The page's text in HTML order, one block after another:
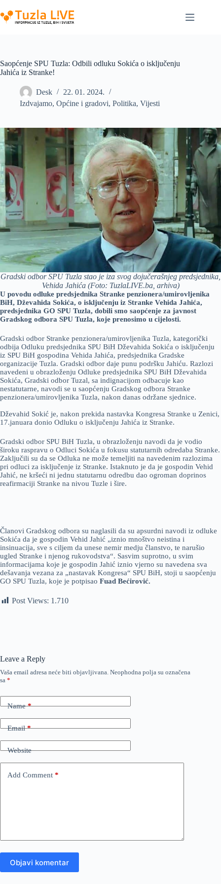
to
content
Saopćenje SPU Tuzla: Odbili odluku Sokića o isključenju
Jahića iz Stranke!
Desk
22. 01. 2024.
Izdvajamo, Općine i gradovi, Politika, Vijesti
Gradski odbor SPU Tuzla stao je iza svog dojučerašnjeg predsjednika,
Vehida Jahića (Foto: TuzlaLIVE.ba, arhiva)
U povodu odluke predsjednika Stranke penzionera/umirovljenika
BiH, Dževahida Sokića, o isključenju iz Stranke Vehida Jahića,
predsjednika GO SPU Tuzla, dobili smo saopćenje za javnost
Gradskog odbora SPU Tuzla, koje prenosimo u cijelosti.
Gradski odbor Stranke penzionera/umirovljenika Tuzla, kategorički
odbija Odluku predsjednika SPU BiH Dževahida Sokića o isključenju
iz SPU BiH gospodina Vehida Jahića, predsjednika Gradske
organizacije Tuzla. Gradski odbor daje punu podršku Jahiću. Razlozi
navedeni u obrazloženju Odluke predsjednika SPU BiH Dževahida
Sokića, Gradski odbor Tuzal, sa indignacijom odbacuje kao
nestatutarne, navodi se u saopćenju Gradskog odbora Stranke
penzionera/umirovljenika Tuzla, nakon danas održane sjednice.
Dževahid Sokić je, nakon prekida nastavka Kongresa Stranke u Zenici,
17.januara donio Odluku o isključenju Jahića iz Stranke.
Gradski odbor SPU BiH Tuzla, u obrazloženju navodi da je vodio
široku raspravu o Odluci Sokića u fokusu statutarnih odredaba Stranke.
Zaključili su da se Odluka ne može temeljiti na navedenim razlozima
pri odluci za isključenje iz Stranke. Istaknuto je da je gospodin Vehid
Jahić, ne kršeći ni jednu statutarnu odredbu dao ogroman doprinos
reafirmaciji Stranke na nivou Tuzle i šire.
Članovi Gradskog odbora su naglasili da su apsurdni navodi iz odluke
Sokića da je gospodin Vehid Jahić „iznio mnoštvo neistina i
insinuacija, sve s ciljem da unese nemir medju članstvo, te narušio
ugled Stranke i njenog rukovodstva“. Sasvim suprotno, u svim
informacijama koje je gospodin Jahić iznio vjerno su navedena sva
dešavanja vezana za „nastavak Kongresa“ SPU BiH, stoji u saopćenju
GO SPU Tuzla, koje je potpisao Fuad Bećirović.
Post Views: 1.710
Leave a Reply
Vaša email adresa neće biti objavljivana. Neophodna polja su označena
sa *
Name*
Email*
Website
Add Comment *
Objavi komentar